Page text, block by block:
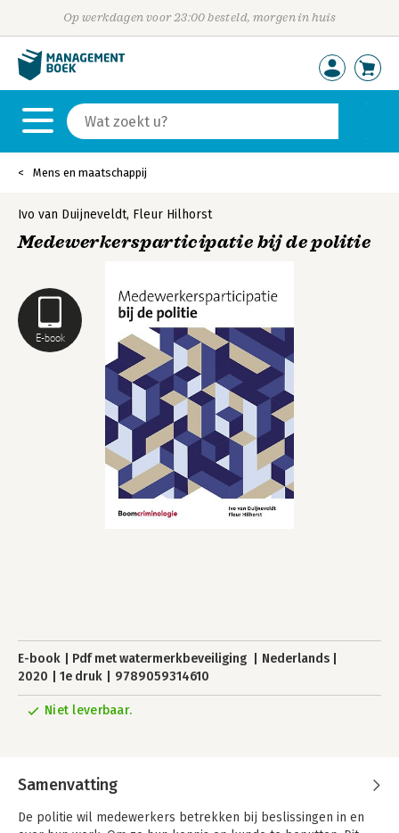
Op werkdagen voor 23:00 besteld, morgen in huis
Mens en maatschappij
E-book
Ivo van Duijneveldt, Fleur Hilhorst
Medewerkersparticipatie bij de politie
E-book Pdf met watermerkbeveiliging
Nederlands
2020
1e druk 9789059314610
Niet leverbaar.
Samenvatting
De politie wil medewerkers betrekken bij beslissingen in en